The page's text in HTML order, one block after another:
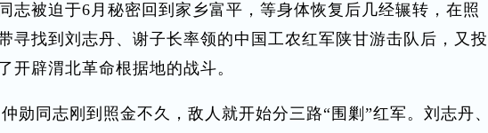
志被迫于6月秘密回到家乡富平，等身体恢复后几经辗转，在照
寻找到刘志丹、谢子长率领的中国工农红军陕甘游击队后，又投
开辟渭北革命根据地的战斗。
勋同志刚到照金不久，敌人就开始分三路“围剿”红军。刘志丹、